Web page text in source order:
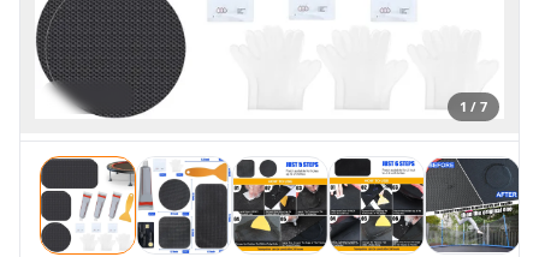
1 / 7